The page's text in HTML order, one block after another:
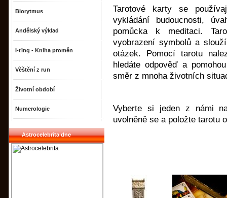
Biorytmus
Andělský výklad
I-ťing - Kniha proměn
Věštění z run
Životní období
Numerologie
Astrocelebrita dne
Tarotové karty se
vykládání budoucnosti,
pomůcka k meditaci.
vyobrazení symbolů a
otázek. Pomocí tarotu
hledáte odpověď a
směr z mnoha životních
Vyberte si jeden z námi
uvolněně se a položte tarotu